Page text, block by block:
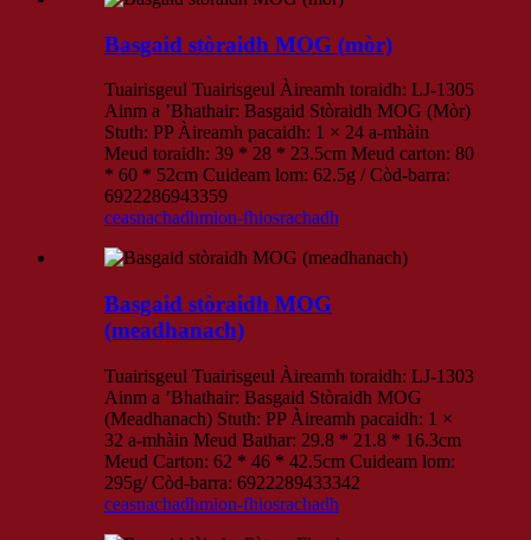
Basgaid stòraidh MOG (mòr)
Tuairisgeul Tuairisgeul Àireamh toraidh: LJ-1305
Ainm a ’Bhathair: Basgaid Stòraidh MOG (Mòr)
Stuth: PP Àireamh pacaidh: 1 × 24 a-mhàin
Meud toraidh: 39 * 28 * 23.5cm Meud carton: 80
* 60 * 52cm Cuideam lom: 62.5g / Còd-barra:
6922286943359
ceasnachadhmion-fhiosrachadh
Basgaid stòraidh MOG
(meadhanach)
Tuairisgeul Tuairisgeul Àireamh toraidh: LJ-1303
Ainm a ’Bhathair: Basgaid Stòraidh MOG
(Meadhanach) Stuth: PP Àireamh pacaidh: 1 ×
32 a-mhàin Meud Bathar: 29.8 * 21.8 * 16.3cm
Meud Carton: 62 * 46 * 42.5cm Cuideam lom:
295g/ Còd-barra: 6922289433342
ceasnachadhmion-fhiosrachadh